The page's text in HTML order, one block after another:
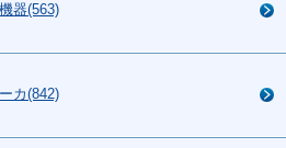
器(563)
カ(842)